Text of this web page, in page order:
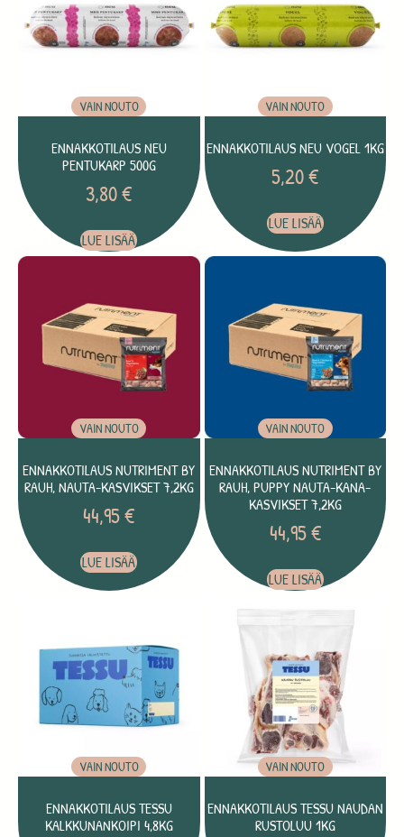
VAIN NOUTO
ENNAKKOTILAUS NEU
PENTUKARP 500G
3,80€
LUE LISÄÄ
VAIN NOUTO
ENNAKKOTILAUS NEU VOGEL 1KG
5,20€
LUE LISÄÄ
VAIN NOUTO
ENNAKKOTILAUS NUTRIMENT BY
RAUH, NAUTA-KASVIKSET 7,2KG
44,95€
LUE LISÄÄ
VAIN NOUTO
ENNAKKOTILAUS NUTRIMENT BY
RAUH, PUPPY NAUTA-KANA-
KASVIKSET 7,2KG
44,95€
LUE LISÄÄ
VAIN NOUTO
ENNAKKOTILAUS TESSU
KALKKUNANKOIPI 4,8KG
VAIN NOUTO
ENNAKKOTILAUS TESSU NAUDAN
RUSTOLUU 1KG